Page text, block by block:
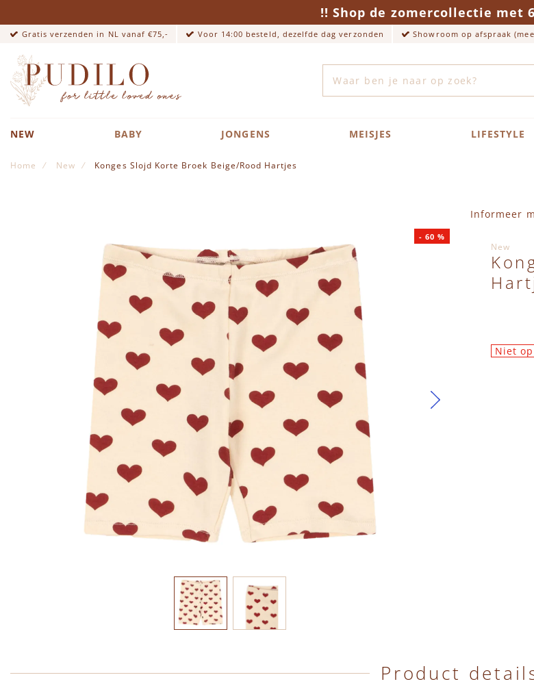
!! Shop de zomercollectie met
Gratis verzenden in NL vanaf €75,- Voor 14:00 besteld, dezelfde dag verzonden Showroom op afspraak
NEW BABY JONGENS MEISJES LIFESTYLE
Home New Konges Slojd Korte Broek Beige/Rood Hartjes
- 60 %
Informeer
New
Niet
Product